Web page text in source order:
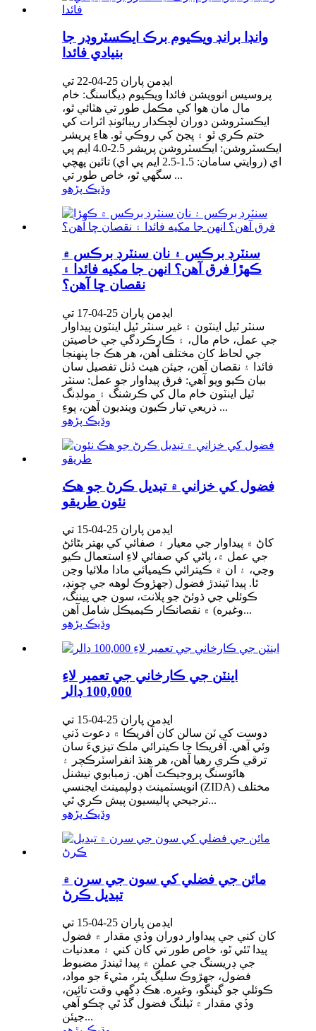
وانڊا برانڊ ويڪيوم برڪ ايڪسٽروڊر جا
بنيادي فائدا
ايڊمن پاران 25-04-22 تي
پروسيس انوويشن فائدا ويڪيوم ڊيگاسنگ: خام
مال مان هوا کي مڪمل طور تي هٽائي ٿو،
ايڪسٽروشن دوران لچڪدار ريبائونڊ اثرات کي
ختم ڪري ٿو ۽ ڀڃڻ کي روڪي ٿو. هاءِ پريشر
ايڪسٽروشن: ايڪسٽروشن پريشر 2.5-4.0 ايم پي
اي (روايتي سامان: 1.5-2.5 ايم پي اي) تائين پهچي
سگهي ٿو، خاص طور تي ...
وڌيڪ پڙهو
سنٽرڊ برڪس ۽ نان سنٽرڊ برڪس ۾
ڪهڙا فرق آهن؟ انهن جا مکيه فائدا ۽
نقصان ڇا آهن؟
ايڊمن پاران 25-04-17 تي
سنٽر ٿيل اينٽون ۽ غير سنٽر ٿيل اينٽون پيداوار
جي عمل، خام مال، ۽ ڪارڪردگي جي خاصيتن
جي لحاظ کان مختلف آهن، هر هڪ جا پنهنجا
فائدا ۽ نقصان آهن، جيئن هيٺ ڏنل تفصيل سان
بيان ڪيو ويو آهي: فرق پيداوار جو عمل: سنٽر
ٿيل اينٽون خام مال کي ڪرشنگ ۽ مولڊنگ
ذريعي تيار ڪيون وينديون آهن، پوءِ ...
وڌيڪ پڙهو
فضول کي خزاني ۾ تبديل ڪرڻ جو هڪ
نئون طريقو
ايڊمن پاران 25-04-15 تي
کاڻ ۾ پيداوار جي معيار ۽ صفائي کي بهتر بڻائڻ
جي عمل ۾، پاڻي کي صفائي لاءِ استعمال ڪيو
وڃي، ۽ ان ۾ ڪيترائي ڪيميائي مادا ملائيا وڃن
ٿا. پيدا ٿيندڙ فضول (جهڙوڪ لوهه جي چونڊ،
ڪوئلي جي ڌوئڻ جو پلانٽ، سون جي پيننگ،
وغيره) ۾ نقصانڪار ڪيميڪل شامل آهن...
وڌيڪ پڙهو
اينٽن جي ڪارخاني جي تعمير لاءِ
100,000 ڊالر
ايڊمن پاران 25-04-15 تي
دوست کي ٽن سالن کان آفريڪا ۾ دعوت ڏني
وئي آهي. آفريڪا جا ڪيترائي ملڪ تيزيءَ سان
ترقي ڪري رهيا آهن، هر هنڌ انفراسٽرڪچر ۽
هائوسنگ پروجيڪٽ آهن. زمبابوي نيشنل
انويسٽمينٽ ڊولپمينٽ ايجنسي (ZIDA) مختلف
ترجيحي پاليسيون پيش ڪري ٿي...
وڌيڪ پڙهو
مائن جي فضلي کي سون جي سرن ۾
تبديل ڪرڻ
ايڊمن پاران 25-04-15 تي
کان کني جي پيداوار دوران وڏي مقدار ۾ فضول
پيدا ٿئي ٿو، خاص طور تي کان کني ۽ معدنيات
جي ڊريسنگ جي عملن ۾ پيدا ٿيندڙ مضبوط
فضول، جهڙوڪ سليگ پٿر، مٽيءَ جو مواد،
ڪوئلي جو گينگو، وغيره. هڪ ڊگهي وقت تائين،
وڏي مقدار ۾ ٽيلنگ فضول گڏ ٿي چڪو آهي
جيئن...